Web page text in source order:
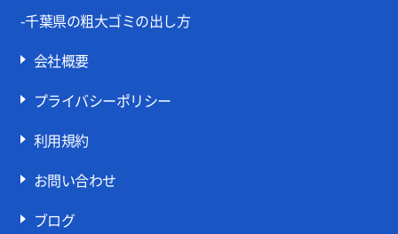
-千葉県の粗大ゴミの出し方
会社概要
プライバシーポリシー
利用規約
お問い合わせ
ブログ